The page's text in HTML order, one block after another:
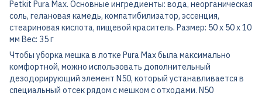
Petkit Pura Max. Основные ингредиенты: вода, неорганическая
соль, гелановая камедь, компатибилизатор, эссенция,
стеариновая кислота, пищевой краситель. Размер: 50 х 50 х 10
мм Вес: 35 г
Чтобы уборка мешка в лотке Pura Max была максимально
комфортной, можно использовать дополнительный
дезодорирующий элемент N50, который устанавливается в
специальный отсек рядом с мешком с отходами. N50